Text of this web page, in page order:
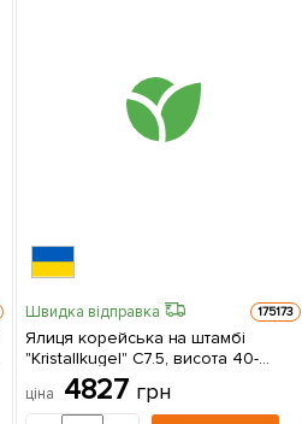
Швидка відправка 175173
Ялиця корейська на штамбі
"Kristallkugel" С7.5, висота 40-
50см, діаметр крони 15-20см 1
саджанець в упаковці
ціна 4827 грн